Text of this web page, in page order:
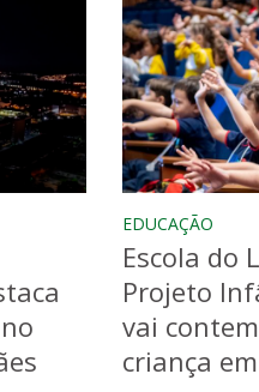
EDUCAÇÃO
Escola do
Projeto
vai
criança